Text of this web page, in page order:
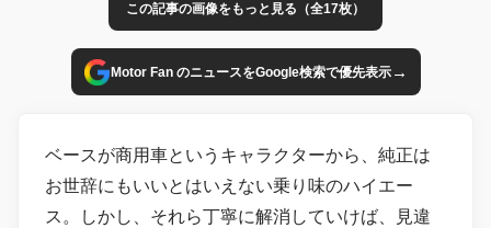
この記事の画像をもっと見る（全17枚）
Motor Fan のニュースをGoogle検索で優先表示→
ベースが商用車というキャラクターから、純正は
お世辞にもいいとはいえない乗り味のハイエー
ス。しかし、それら丁寧に解消していけば、見違